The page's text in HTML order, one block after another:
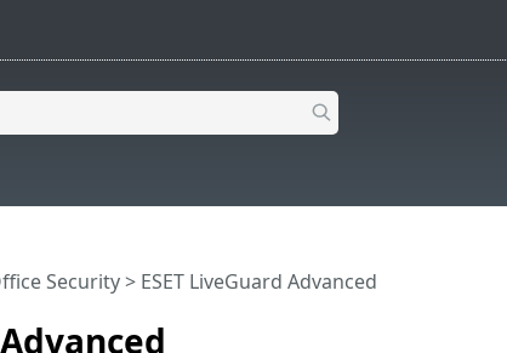
Security> ESET LiveGuard Advanced